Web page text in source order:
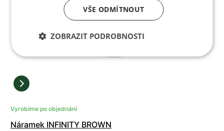
Vyrobíme po objednání
Náramek INFINITY BROWN
VŠE ODMÍTNOUT
ZOBRAZIT PODROBNOSTI